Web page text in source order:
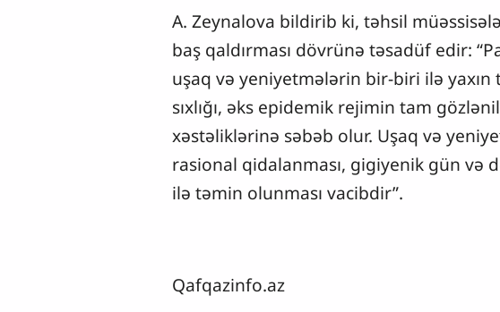
A. Zeynalova bildirib ki, təhsil
baş qaldırması dövrünə təsadüf edir:
uşaq və yeniyetmələrin bir-biri ilə
sıxlığı, əks epidemik rejimin tam
xəstəliklərinə səbəb olur. Uşaq və
rasional qidalanması, gigiyenik gün və
ilə təmin olunması vacibdir”.
Qafqazinfo.az